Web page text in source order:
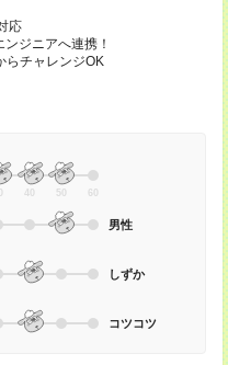
応
ジニアへ連携！
らチャレンジOK
40 50 60
男性
しずか
コツコツ